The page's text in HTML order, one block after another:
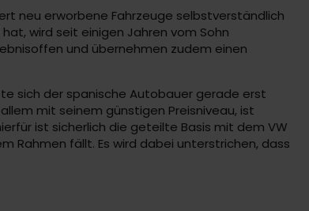
neu erworbene Fahrzeuge selbstverständlich
wird seit einigen Jahren vom Sohn
und übernehmen zudem einen
sich der spanische Autobauer gerade erst
mit seinem günstigen Preisniveau, ist
ist sicherlich die geteilte Basis mit dem VW
Rahmen fällt. Es wird dabei unterstrichen, dass